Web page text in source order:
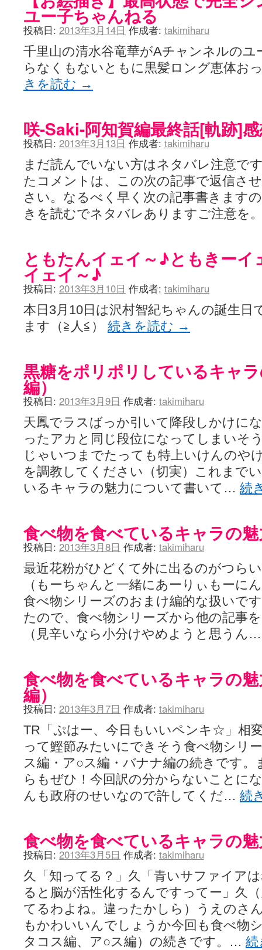
ユー子ちゃんねる
投稿日: 2013年3月14日 作成者: takimiharu
千里山の清水谷竜華がAチャンネルのユ
らなくもないともに黒髪ロング恵体お
きを読む →
咲-Saki-阿知賀編最終話[軌跡]
投稿日: 2013年3月13日 作成者: takimiharu
まだ読んでいない方はネタバレ注意で
たコメントは、この次の記事で返信さ
さい。なるべく早く次の記事書きます
きを読むでネタバレありますご注意を
ともたんイェイ～♪ともきー
イェイ～♪
投稿日: 2013年3月10日 作成者: takimiharu
本日3月10日は沢村智紀ちゃんの誕生日
ます（≧人≦） 続きを読む →
黒糖をポリポリしているキャ
編）
投稿日: 2013年3月9日 作成者: takimiharu
天鳳でラスばっか引いて降段しかけに
ったアカと同じ段位になってしまいそ
じゃいつまでたっても特上いけんのや
を調教してください（切実）これまで
いるキャラの魅力について書いて… 続
食べ物を食べているキャラの
投稿日: 2013年3月8日 作成者: takimiharu
最近花粉がひどくて外に出るのがつら
（もーちゃんと一緒にあーりぃもーに
食べ物シリーズのおまけ編的な扱いで
たので、食べ物シリーズから他の記事
（見辛いなら小分けやめようと思うん
食べ物を食べているキャラの
編）
投稿日: 2013年3月7日 作成者: takimiharu
TR「ぷはー、今日もいいペンキ☆」相
って鰹節みたいにできそう食べ物シリ
ス編・ア○ス編・バナナ編の続きです
らもぜひ！今回訳の分からないことに
んも政府のせいなので許してくだ… 続
食べ物を食べているキャラの
投稿日: 2013年3月5日 作成者: takimiharu
久「知ってる？」久「青いサファイア
ると脳が活性化するんですってー」久
てるわよね。違ったかしら）うえのさ
もかわいいんでしょうか今回も食べ物
タコス編、ア○ス編）の続きです。…